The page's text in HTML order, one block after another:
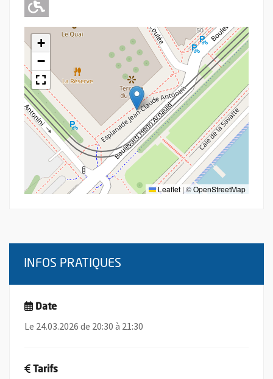
+
−
Leaflet | ©OpenStreetMap
INFOS PRATIQUES
Date
Le 24.03.2026 de 20:30 à 21:30
Tarifs